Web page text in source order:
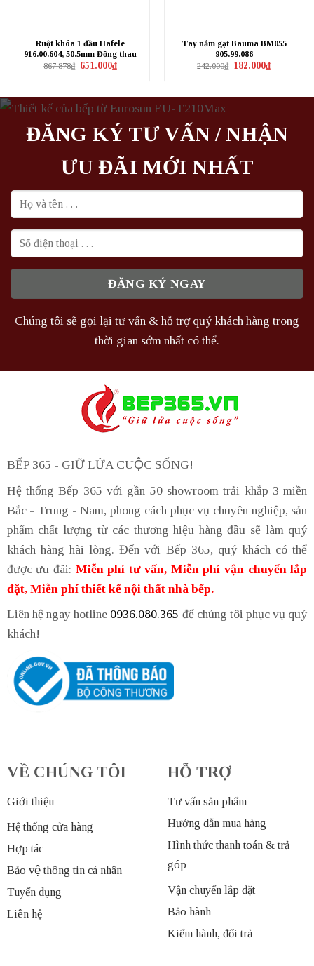
Ruột khóa 1 đầu Hafele
916.00.604, 50.5mm Đồng thau
867.878₫ Giá
651.000₫Giá
hiện
651.000₫.
Tay nắm gạt Bauma BM055
905.99.086
242.000₫ Giá
182.000₫Giá
hiện
182.000₫.
ĐĂNG KÝ TƯ VẤN / NHẬN
ƯU ĐÃI MỚI NHẤT
Chúng tôi sẽ gọi lại tư vấn & hỗ trợ quý khách hàng trong
thời gian sớm nhất có thể.
BẾP 365 - GIỮ LỬA CUỘC SỐNG!
Hệ thống Bếp 365 với gần 50 showroom trải khắp 3 miền
Bắc - Trung - Nam, phong cách phục vụ chuyên nghiệp, sản
phẩm chất lượng từ các thương hiệu hàng đầu sẽ làm quý
khách hàng hài lòng. Đến với Bếp 365, quý khách có thể
được ưu đãi: Miễn phí tư vấn, Miễn phí vận chuyển lắp
đặt, Miễn phí thiết kế nội thất nhà bếp.
Liên hệ ngay hotline 0936.080.365 để chúng tôi phục vụ quý
khách!
VỀ CHÚNG TÔI
Giới thiệu
Hệ thống cửa hàng
Hợp tác
Bảo vệ thông tin cá nhân
Tuyển dụng
Liên hệ
HỖ TRỢ
Tư vấn sản phẩm
Hướng dẫn mua hàng
Hình thức thanh toán & trả
góp
Vận chuyển lắp đặt
Bảo hành
Kiểm hành, đổi trả